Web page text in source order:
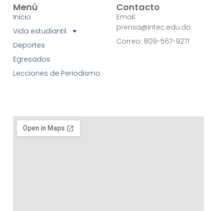
Menú
Inicio
Vida estudiantil
Deportes
Egresados
Lecciones de Periodismo
Contacto
Email:
prensa@intec.edu.do
Correo: 809-567-9271